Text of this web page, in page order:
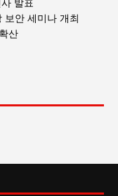
보안 세미나 개최
산